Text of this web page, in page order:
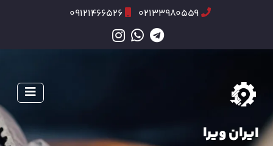
02133980559
09121466526
ایران ویرا